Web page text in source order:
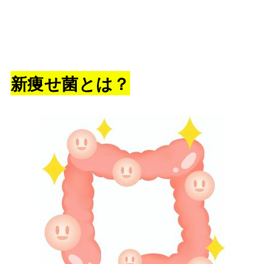
新痩せ菌とは？